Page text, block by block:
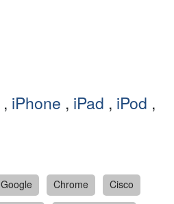
, iPhone , iPad , iPod ,
Google Chrome
Cisco